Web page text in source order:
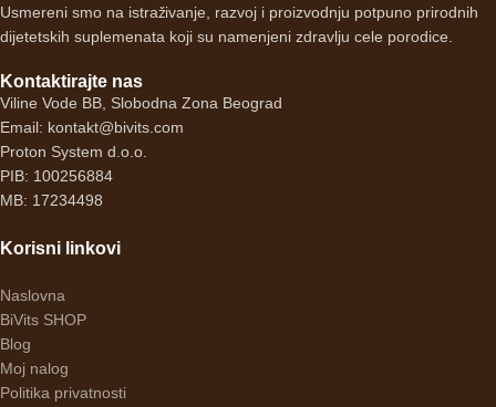
Usmereni smo na istraživanje, razvoj i proizvodnju potpuno prirodnih
dijetetskih suplemenata koji su namenjeni zdravlju cele porodice.
Kontaktirajte nas
Viline Vode BB, Slobodna Zona Beograd
Email: kontakt@bivits.com
Proton System d.o.o.
PIB: 100256884
MB: 17234498
Korisni linkovi
Naslovna
BiVits SHOP
Blog
Moj nalog
Politika privatnosti